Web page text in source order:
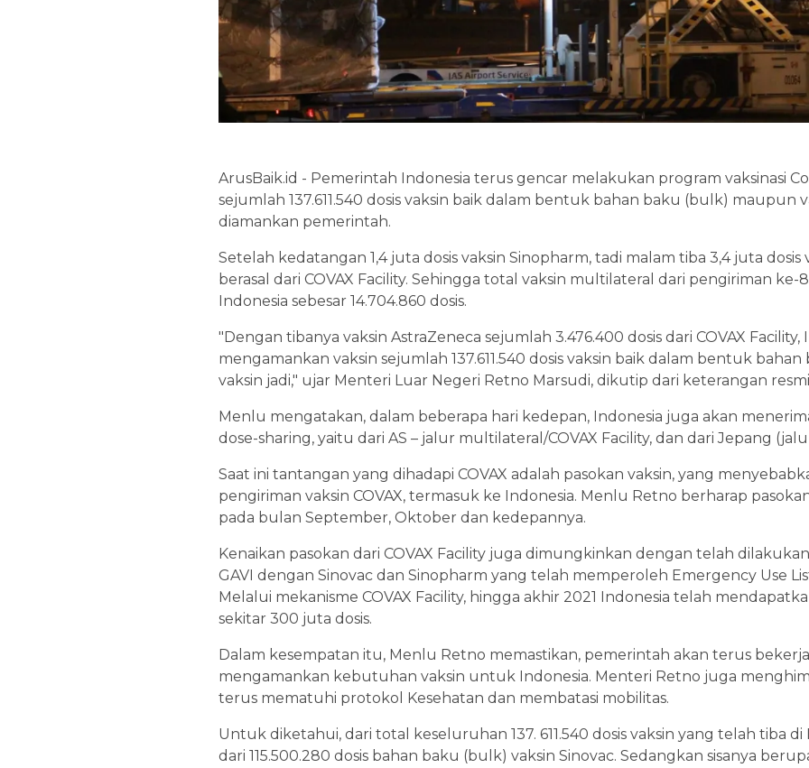
ArusBaik.id - Pemerintah Indonesia terus gencar melakukan program vaksinasi
sejumlah 137.611.540 dosis vaksin baik dalam bentuk bahan baku (bulk) maupun
diamankan pemerintah.
Setelah kedatangan 1,4 juta dosis vaksin Sinopharm, tadi malam tiba 3,4 juta dosis
berasal dari COVAX Facility. Sehingga total vaksin multilateral dari pengiriman ke-
Indonesia sebesar 14.704.860 dosis.
"Dengan tibanya vaksin AstraZeneca sejumlah 3.476.400 dosis dari COVAX
mengamankan vaksin sejumlah 137.611.540 dosis vaksin baik dalam bentuk
vaksin jadi," ujar Menteri Luar Negeri Retno Marsudi, dikutip dari keterangan resmi
Menlu mengatakan, dalam beberapa hari kedepan, Indonesia juga akan
dose-sharing, yaitu dari AS – jalur multilateral/COVAX Facility, dan dari Jepang
Saat ini tantangan yang dihadapi COVAX adalah pasokan vaksin, yang
pengiriman vaksin COVAX, termasuk ke Indonesia. Menlu Retno berharap
pada bulan September, Oktober dan kedepannya.
Kenaikan pasokan dari COVAX Facility juga dimungkinkan dengan telah
GAVI dengan Sinovac dan Sinopharm yang telah memperoleh Emergency Use
Melalui mekanisme COVAX Facility, hingga akhir 2021 Indonesia telah
sekitar 300 juta dosis.
Dalam kesempatan itu, Menlu Retno memastikan, pemerintah akan terus
mengamankan kebutuhan vaksin untuk Indonesia. Menteri Retno juga
terus mematuhi protokol Kesehatan dan membatasi mobilitas.
Untuk diketahui, dari total keseluruhan 137. 611.540 dosis vaksin yang telah tiba di
dari 115.500.280 dosis bahan baku (bulk) vaksin Sinovac. Sedangkan sisanya